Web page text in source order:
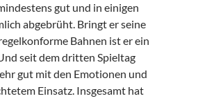
gut und in einigen
abgebrüht. Bringt er seine
Bahnen ist er ein
seit dem dritten Spieltag
gut mit den Emotionen und
Einsatz. Insgesamt hat